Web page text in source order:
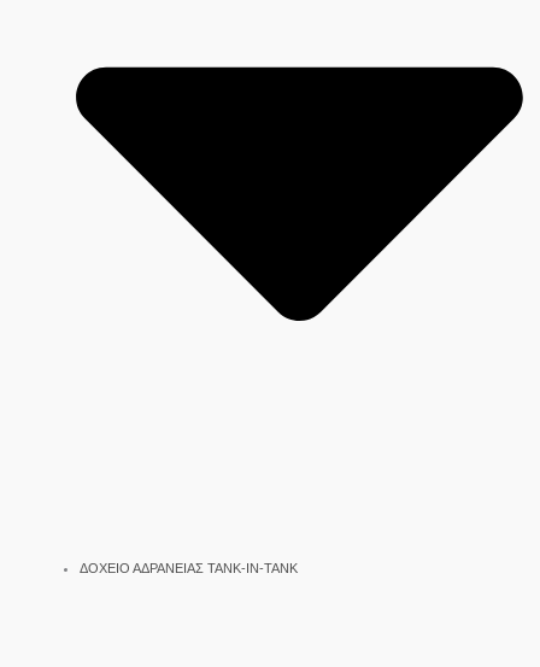
ΔΟΧΕΙΟ ΑΔΡΑΝΕΙΑΣ TANK-IN-TANK